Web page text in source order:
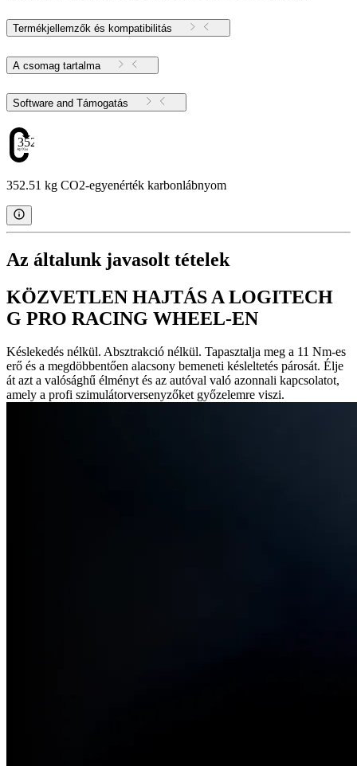
Termékjellemzők és kompatibilitás
A csomag tartalma
Software and Támogatás
352.51
352.51 kg CO2-egyenérték karbonlábnyom
Az általunk javasolt tételek
KÖZVETLEN HAJTÁS A LOGITECH
G PRO RACING WHEEL-EN
Késlekedés nélkül. Absztrakció nélkül. Tapasztalja meg a 11 Nm-es
erő és a megdöbbentően alacsony bemeneti késleltetés párosát. Élje
át azt a valósághű élményt és az autóval való azonnali kapcsolatot,
amely a profi szimulátorversenyzőket győzelemre viszi.